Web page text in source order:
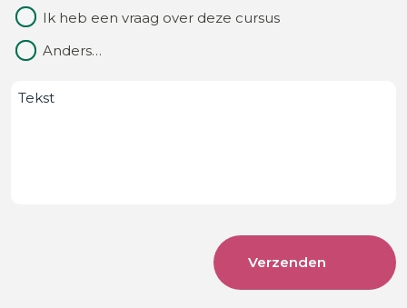
Ik heb een vraag over deze cursus
Anders…
Bericht